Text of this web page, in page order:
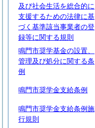
及び社会生活を総合的に
支援するための法律に基
づく基準該当事業者の登
録等に関する規則
鳴門市奨学基金の設置、
管理及び処分に関する条
例
鳴門市奨学金支給条例
鳴門市奨学金支給条例施
行規則